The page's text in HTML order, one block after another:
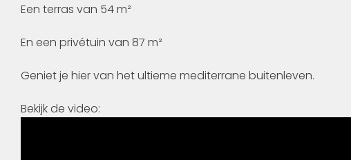
Een terras van 54 m²
En een privétuin van 87 m²
Geniet je hier van het ultieme mediterrane buitenleven.
Bekijk de video: